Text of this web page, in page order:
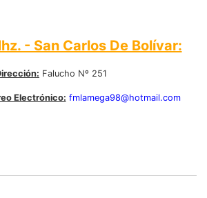
- San Carlos De Bolívar:
Falucho Nº 251
Electrónico: fmlamega98@hotmail.com